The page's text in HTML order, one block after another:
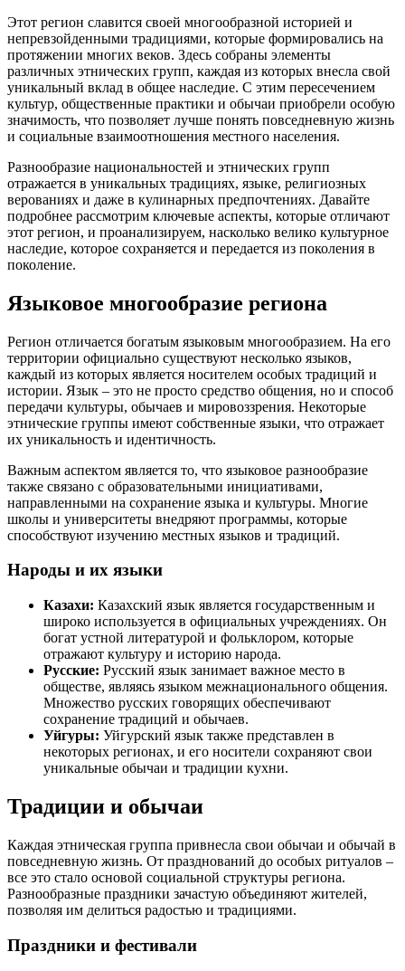
Этот регион славится своей многообразной историей и
непревзойденными традициями, которые формировались на
протяжении многих веков. Здесь собраны элементы
различных этнических групп, каждая из которых внесла свой
уникальный вклад в общее наследие. С этим пересечением
культур, общественные практики и обычаи приобрели особую
значимость, что позволяет лучше понять повседневную жизнь
и социальные взаимоотношения местного населения.
Разнообразие национальностей и этнических групп
отражается в уникальных традициях, языке, религиозных
верованиях и даже в кулинарных предпочтениях. Давайте
подробнее рассмотрим ключевые аспекты, которые отличают
этот регион, и проанализируем, насколько велико культурное
наследие, которое сохраняется и передается из поколения в
поколение.
Языковое многообразие региона
Регион отличается богатым языковым многообразием. На его
территории официально существуют несколько языков,
каждый из которых является носителем особых традиций и
истории. Язык – это не просто средство общения, но и способ
передачи культуры, обычаев и мировоззрения. Некоторые
этнические группы имеют собственные языки, что отражает
их уникальность и идентичность.
Важным аспектом является то, что языковое разнообразие
также связано с образовательными инициативами,
направленными на сохранение языка и культуры. Многие
школы и университеты внедряют программы, которые
способствуют изучению местных языков и традиций.
Народы и их языки
Казахи: Казахский язык является государственным и
широко используется в официальных учреждениях. Он
богат устной литературой и фольклором, которые
отражают культуру и историю народа.
Русские: Русский язык занимает важное место в
обществе, являясь языком межнационального общения.
Множество русских говорящих обеспечивают
сохранение традиций и обычаев.
Уйгуры: Уйгурский язык также представлен в
некоторых регионах, и его носители сохраняют свои
уникальные обычаи и традиции кухни.
Традиции и обычаи
Каждая этническая группа привнесла свои обычаи и обычай в
повседневную жизнь. От празднований до особых ритуалов –
все это стало основой социальной структуры региона.
Разнообразные праздники зачастую объединяют жителей,
позволяя им делиться радостью и традициями.
Праздники и фестивали